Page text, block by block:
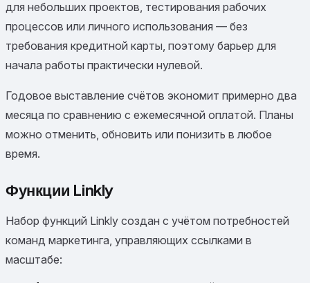
для небольших проектов, тестирования рабочих
процессов или личного использования — без
требования кредитной карты, поэтому барьер для
начала работы практически нулевой.
Годовое выставление счётов экономит примерно два
месяца по сравнению с ежемесячной оплатой. Планы
можно отменить, обновить или понизить в любое
время.
Функции Linkly
Набор функций Linkly создан с учётом потребностей
команд маркетинга, управляющих ссылками в
масштабе: